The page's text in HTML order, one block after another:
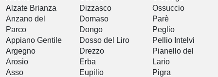
Alzate Brianza
Anzano del
Parco
Appiano Gentile
Argegno
Arosio
Asso
Dizzasco
Domaso
Dongo
Dosso del Liro
Drezzo
Erba
Eupilio
Ossuccio
Parè
Peglio
Pellio Intelvi
Pianello del
Lario
Pigra